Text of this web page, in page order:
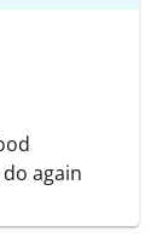
again